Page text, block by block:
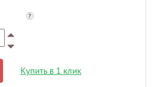
?
Купить в 1 клик